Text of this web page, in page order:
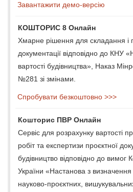
Завантажити демо-версію
КОШТОРИС 8 Онлайн
Хмарне рішення для складання і
документації відповідно до КНУ
вартості будівництва», Наказ
№281 зі змінами.
Спробувати безкоштовно >>>
Кошторис ПВР Онлайн
Сервіс для розрахунку вартості
робіт та експертизи проєктної
будівництво відповідно до
України «Настанова з визначення
науково-проєктних,